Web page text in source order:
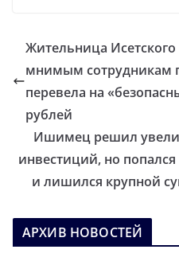
Жительница
мнимым сотрудникам
перевела на
рублей
Ишимец решил
инвестиций, но
и лишился крупной
АРХИВ НОВОСТЕЙ